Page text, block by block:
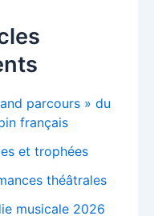
parcours » du
français
et trophées
théâtrales
musicale 2026